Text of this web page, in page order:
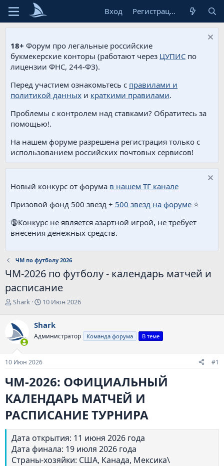
Вход Регистрация
18+ Форум про легальные российские
букмекерские конторы (работают через ЦУПИС по
лицензии ФНС, 244-ФЗ).
Перед участием ознакомьтесь с правилами и
политикой данных и краткими правилами.
Проблемы с контролем над ставками? Обратитесь за
помощью!.
На нашем форуме разрешена регистрация только с
использованием российских почтовых сервисов!
Новый конкурс от форума в нашем ТГ канале
Призовой фонд 500 звезд + 500 звезд на форуме ⭐️
🔞Конкурс не является азартной игрой, не требует
внесения денежных средств.
ЧМ по футболу 2026
ЧМ-2026 по футболу - календарь матчей и
расписание
А
о
р
е
м
Shark
Д
а
н
ч
а
а
10 Июн 2026
Shark
Администратор Команда форума В теме
10 Июн 2026 #1
ЧМ-2026: ОФИЦИАЛЬНЫЙ
КАЛЕНДАРЬ МАТЧЕЙ И
РАСПИСАНИЕ ТУРНИРА
Дата открытия: 11 июня 2026 года
Дата финала: 19 июля 2026 года
Страны-хозяйки: США, Канада, Мексика\